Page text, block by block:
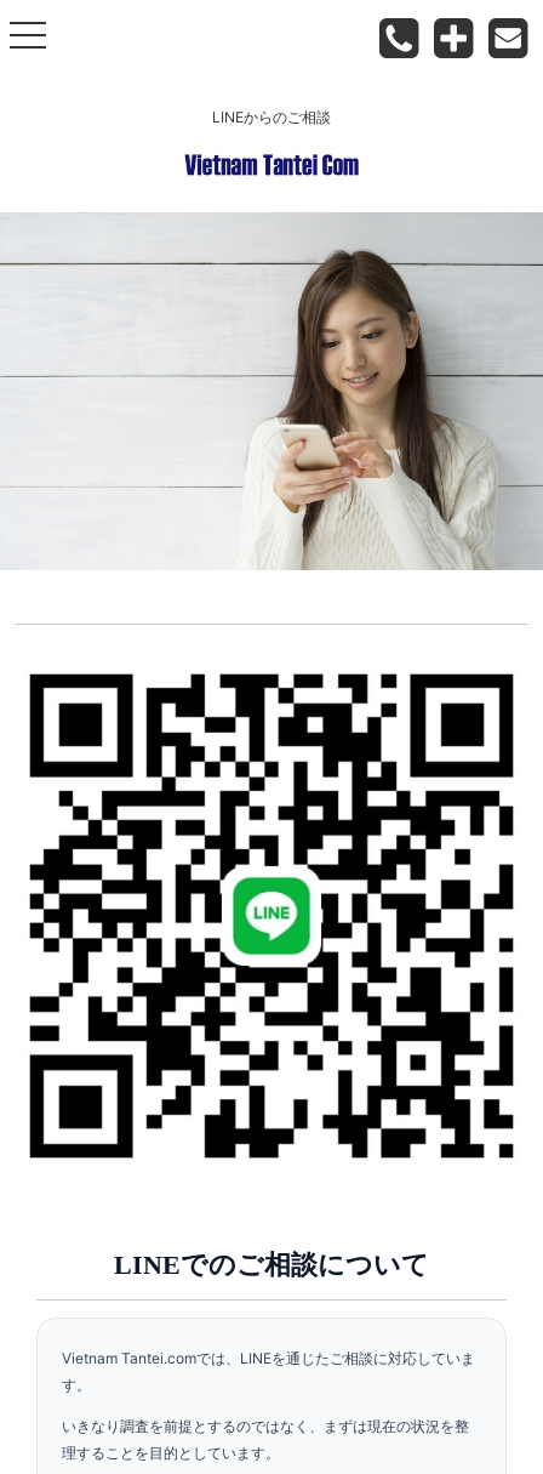
LINEからのご相談
LINEでのご相談について
Vietnam Tantei.comでは、LINEを通じたご相談に対応していま
す。
いきなり調査を前提とするのではなく、まずは現在の状況を整
理することを目的としています。
toggle
navigation